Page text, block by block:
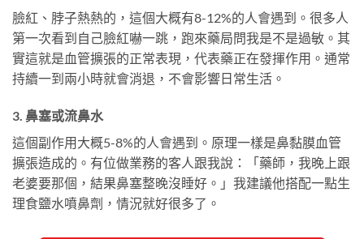
臉紅、脖子熱熱的，這個大概有8-12%的人會遇到。很多人
第一次看到自己臉紅嚇一跳，跑來藥局問我是不是過敏。其
實這就是血管擴張的正常表現，代表藥正在發揮作用。通常
持續一到兩小時就會消退，不會影響日常生活。
3. 鼻塞或流鼻水
這個副作用大概5-8%的人會遇到。原理一樣是鼻黏膜血管
擴張造成的。有位做業務的客人跟我說：「藥師，我晚上跟
老婆要那個，結果鼻塞整晚沒睡好。」我建議他搭配一點生
理食鹽水噴鼻劑，情況就好很多了。